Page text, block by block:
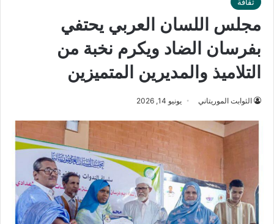
مجلس اللسان العربي يحتفي
بفرسان الضاد ويكرم نخبة من
التلاميذ والمديرين المتميزين
الثوابت الموريتاني يونيو 14, 2026